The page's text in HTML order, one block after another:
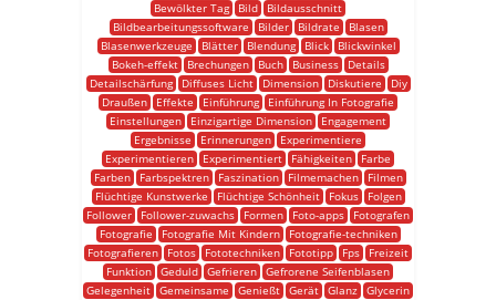
Bewölkter Tag
Bild
Bildausschnitt
Bildbearbeitungssoftware
Bilder Bildrate
Blasen
Blasenwerkzeuge
Blätter Blendung Blick
Blickwinkel
Bokeh-effekt
Brechungen Buch Business
Details
Detailschärfung
Diffuses Licht Dimension Diskutiere
Diy
Draußen
Effekte Einführung
Einführung In Fotografie
Einstellungen
Einzigartige Dimension
Engagement
Ergebnisse
Erinnerungen
Experimentiere
Experimentieren
Experimentiert Fähigkeiten
Farbe
Farben
Farbspektren Faszination Filmemachen
Filmen
Flüchtige Kunstwerke
Flüchtige Schönheit Fokus
Folgen
Follower
Follower-zuwachs Formen Foto-apps
Fotografen
Fotografie
Fotografie Mit Kindern
Fotografie-techniken
Fotografieren
Fotos Fototechniken Fototipp Fps
Freizeit
Funktion Geduld Gefrieren Gefrorene Seifenblasen
Gelegenheit Gemeinsame Genießt Gerät Glanz Glycerin